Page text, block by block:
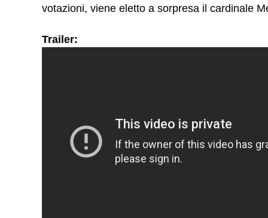
votazioni, viene eletto a sorpresa il cardinale
Trailer: